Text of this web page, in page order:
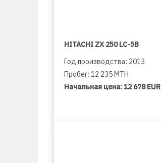
HITACHI ZX 250 LC-5B
Год производства: 2013
Пробег: 12 235 MTH
Начальная цена:12 678 EUR